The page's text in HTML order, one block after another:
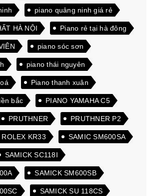
piano quảng ninh giá rẻ
HÀ NỘI Piano rẻ tại hà đông
piano sóc sơn
piano thái nguyên
Piano thanh xuân
bắc PIANO YAMAHA C5
PRUTHNER PRUTHNER P2
ROLEX KR33 SAMIC SM600SA
SAMICK SC118I
SAMICK SM600SB
SAMICK SU 118CS